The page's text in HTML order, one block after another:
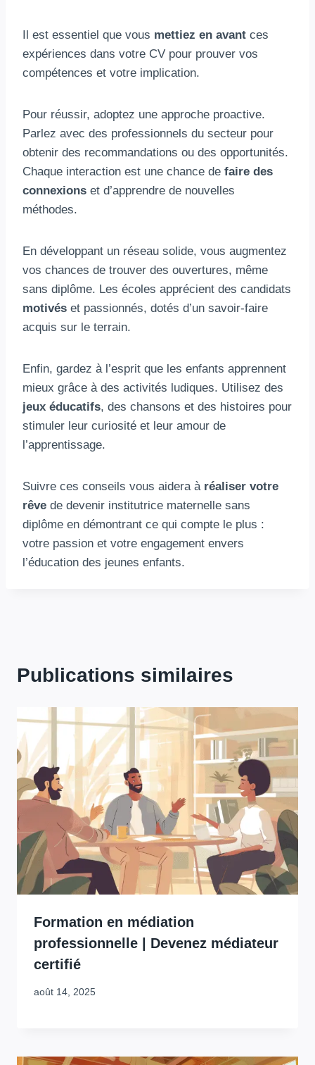
Il est essentiel que vous mettiez en avant ces
expériences dans votre CV pour prouver vos
compétences et votre implication.
Pour réussir, adoptez une approche proactive.
Parlez avec des professionnels du secteur pour
obtenir des recommandations ou des opportunités.
Chaque interaction est une chance de faire des
connexions et d’apprendre de nouvelles
méthodes.
En développant un réseau solide, vous augmentez
vos chances de trouver des ouvertures, même
sans diplôme. Les écoles apprécient des candidats
motivés et passionnés, dotés d’un savoir-faire
acquis sur le terrain.
Enfin, gardez à l’esprit que les enfants apprennent
mieux grâce à des activités ludiques. Utilisez des
jeux éducatifs, des chansons et des histoires pour
stimuler leur curiosité et leur amour de
l’apprentissage.
Suivre ces conseils vous aidera à réaliser votre
rêve de devenir institutrice maternelle sans
diplôme en démontrant ce qui compte le plus :
votre passion et votre engagement envers
l’éducation des jeunes enfants.
Publications similaires
Formation en médiation
professionnelle | Devenez médiateur
certifié
août 14, 2025